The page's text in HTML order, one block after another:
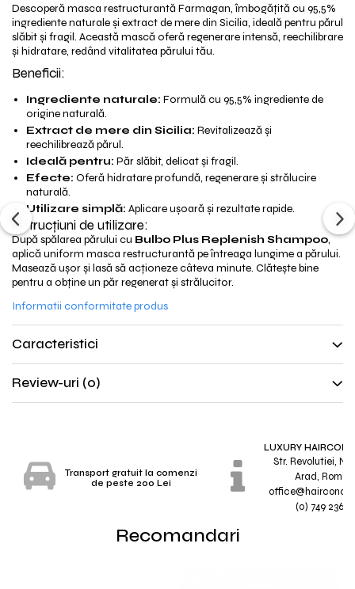
Descoperă masca restructurantă Farmagan, îmbogățită cu 95,5%
ingrediente naturale și extract de mere din Sicilia, ideală pentru părul
slăbit și fragil. Această mască oferă regenerare intensă, reechilibrare
și hidratare, redând vitalitatea părului tău.
Beneficii:
Ingrediente naturale: Formulă cu 95,5% ingrediente de
origine naturală.
Extract de mere din Sicilia: Revitalizează și
reechilibrează părul.
Ideală pentru: Păr slăbit, delicat și fragil.
Efecte: Oferă hidratare profundă, regenerare și strălucire
naturală.
Utilizare simplă: Aplicare ușoară și rezultate rapide.
Instrucțiuni de utilizare:
După spălarea părului cu Bulbo Plus Replenish Shampoo,
aplică uniform masca restructurantă pe întreaga lungime a părului.
Masează ușor și lasă să acționeze câteva minute. Clătește bine
pentru a obține un păr regenerat și strălucitor.
Informatii conformitate produs
Caracteristici
Review-uri (0)
Transport gratuit la comenzi
de peste 200 Lei
LUXURY
Str. Revolutiei, Nr.
Arad,
(0) 749 236
Recomandari